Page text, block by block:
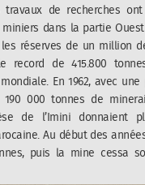
travaux de recherches
dans la partie
réserves de un million
record de 415.800
En 1962, avec
190 000 tonnes de
de l’Imini donnaient
Au début des
puis la mine cessa